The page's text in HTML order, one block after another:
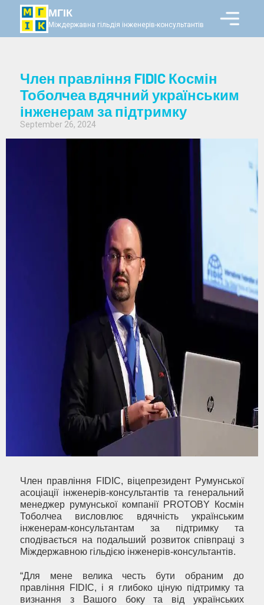
МГІК
Міждержавна гільдія інженерів-консультантів
Член правління FIDIC Космін
Тоболчеа вдячний українським
інженерам за підтримку
September 26, 2024
Член правління FIDIC, віцепрезидент Румунської
асоціації інженерів-консультантів та генеральний
менеджер румунської компанії PROTOBY Космін
Тоболчеа висловлює вдячність українським
інженерам-консультантам за підтримку та
сподівається на подальший розвиток співпраці з
Міждержавною гільдією інженерів-консультантів.
“Для мене велика честь бути обраним до
правління FIDIC, і я глибоко ціную підтримку та
визнання з Вашого боку та від українських